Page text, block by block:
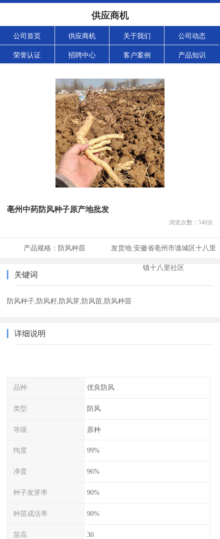
供应商机
公司首页 供应商机 关于我们 公司动态
荣誉认证 招聘中心 客户案例 产品知识
亳州中药防风种子原产地批发
浏览次数： 540次
产品规格： 防风种苗 发货地:安徽省亳州市谯城区十八里
镇十八里社区
关键词
防风种子,防风籽,防风芽,防风苗,防风种苗
详细说明
品种 优良防风
类型 防风
等级 原种
纯度 99%
净度 96%
种子发芽率 90%
种苗成活率 90%
苗高 30